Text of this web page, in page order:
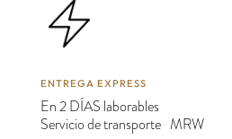
ENTREGA EXPRESS
En 2 DÍAS laborables
Servicio de transporte MRW